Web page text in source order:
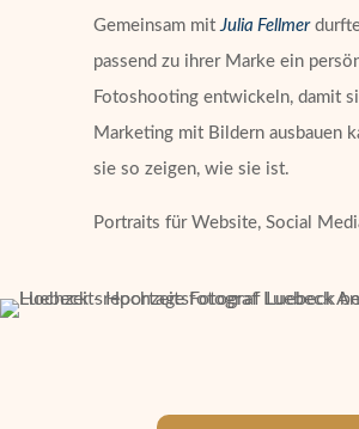
Gemeinsam mitJulia Fellmer
passend zu ihrer Marke ein
Fotoshooting entwickeln, damit
Marketing mit Bildern ausbauen
sie so zeigen, wie sie ist.
Portraits für Website, Social